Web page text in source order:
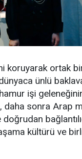
koruyarak ortak
ünlü
hamur işi
daha sonra Arap
kültürü ve